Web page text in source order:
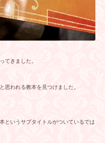
てきました。
思われる教本を見つけました。
というサブタイトルがついているでは